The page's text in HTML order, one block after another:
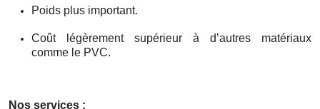
Poids plus important.
Coût légèrement supérieur à d’autres matériaux
comme le PVC.
Nos services :